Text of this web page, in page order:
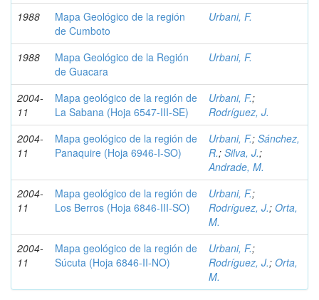
1988
Mapa Geológico de la región
de Cumboto
Urbani, F.
1988
Mapa Geológico de la Región
de Guacara
Urbani, F.
2004-
11
Mapa geológico de la región de
La Sabana (Hoja 6547-III-SE)
Urbani, F.;
Rodríguez, J.
2004-
11
Mapa geológico de la región de
Panaquire (Hoja 6946-I-SO)
Urbani, F.; Sánchez,
R.; Silva, J.;
Andrade, M.
2004-
11
Mapa geológico de la región de
Los Berros (Hoja 6846-III-SO)
Urbani, F.;
Rodríguez, J.; Orta,
M.
2004-
11
Mapa geológico de la región de
Súcuta (Hoja 6846-II-NO)
Urbani, F.;
Rodríguez, J.; Orta,
M.